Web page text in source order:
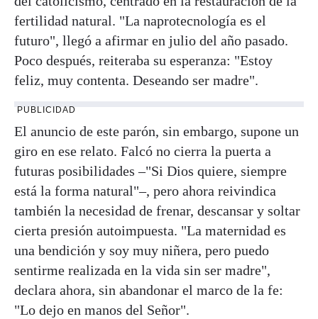
fertilidad natural. "La naprotecnología es el
futuro", llegó a afirmar en julio del año pasado.
Poco después, reiteraba su esperanza: "Estoy
feliz, muy contenta. Deseando ser madre".
PUBLICIDAD
El anuncio de este parón, sin embargo, supone un
giro en ese relato. Falcó no cierra la puerta a
futuras posibilidades –"Si Dios quiere, siempre
está la forma natural"–, pero ahora reivindica
también la necesidad de frenar, descansar y soltar
cierta presión autoimpuesta. "La maternidad es
una bendición y soy muy niñera, pero puedo
sentirme realizada en la vida sin ser madre",
declara ahora, sin abandonar el marco de la fe:
"Lo dejo en manos del Señor".